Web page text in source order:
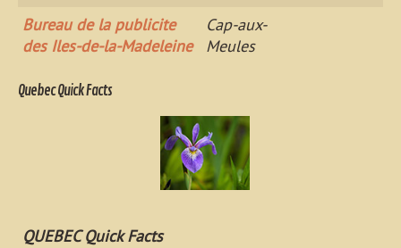
Bureau de la publicite
des Iles-de-la-Madeleine
Cap-aux-
Meules
Quebec Quick Facts
QUEBEC Quick Facts